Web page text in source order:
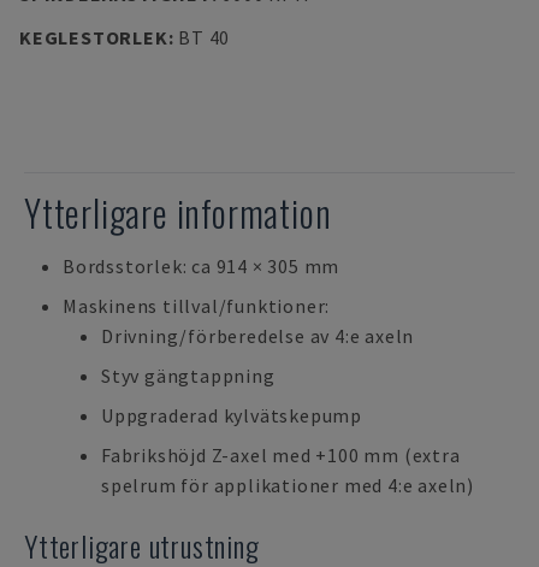
KEGLESTORLEK: BT 40
Ytterligare information
Bordsstorlek: ca 914 × 305 mm
Maskinens tillval/funktioner:
Drivning/förberedelse av 4:e axeln
Styv gängtappning
Uppgraderad kylvätskepump
Fabrikshöjd Z-axel med +100 mm (extra
spelrum för applikationer med 4:e axeln)
Ytterligare utrustning